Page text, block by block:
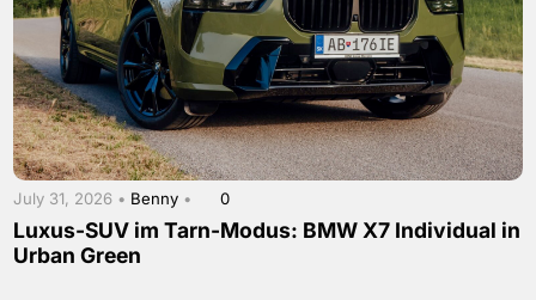
July 31, 2026 • Benny • 0
Luxus-SUV im Tarn-Modus: BMW X7 Individual in
Urban Green